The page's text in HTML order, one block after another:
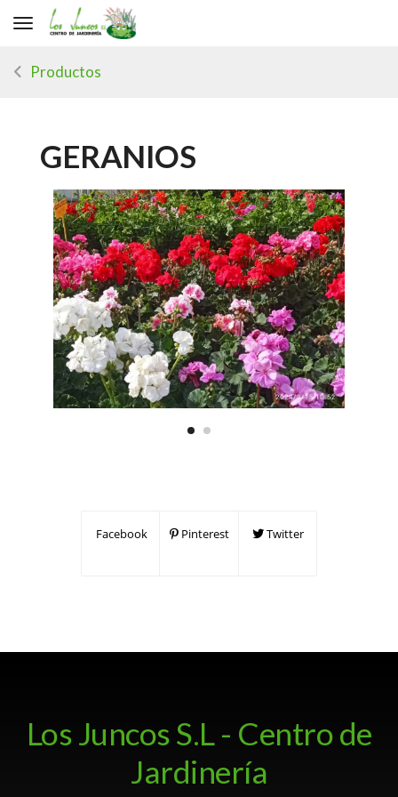
Toggle navigation
Productos
GERANIOS
Facebook Pinterest Twitter
Los Juncos S.L - Centro de
Jardinería